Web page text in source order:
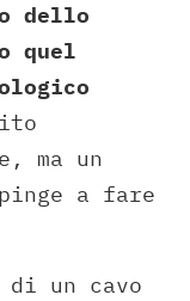
dello
quel
ma un
a fare
di un cavo